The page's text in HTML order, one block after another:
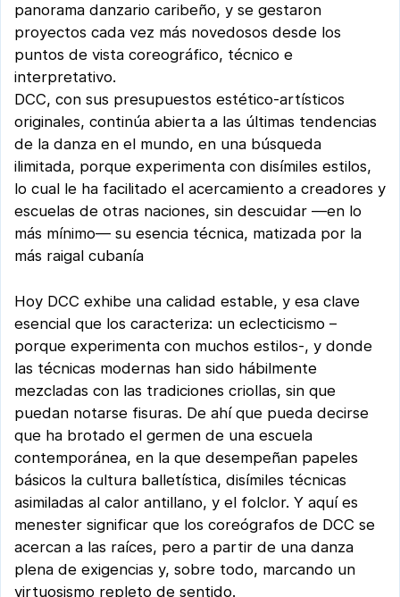
panorama danzario caribeño, y se gestaron
proyectos cada vez más novedosos desde los
puntos de vista coreográfico, técnico e
interpretativo.
DCC, con sus presupuestos estético-artísticos
originales, continúa abierta a las últimas tendencias
de la danza en el mundo, en una búsqueda
ilimitada, porque experimenta con disímiles estilos,
lo cual le ha facilitado el acercamiento a creadores y
escuelas de otras naciones, sin descuidar —en lo
más mínimo— su esencia técnica, matizada por la
más raigal cubanía
Hoy DCC exhibe una calidad estable, y esa clave
esencial que los caracteriza: un eclecticismo –
porque experimenta con muchos estilos-, y donde
las técnicas modernas han sido hábilmente
mezcladas con las tradiciones criollas, sin que
puedan notarse fisuras. De ahí que pueda decirse
que ha brotado el germen de una escuela
contemporánea, en la que desempeñan papeles
básicos la cultura balletística, disímiles técnicas
asimiladas al calor antillano, y el folclor. Y aquí es
menester significar que los coreógrafos de DCC se
acercan a las raíces, pero a partir de una danza
plena de exigencias y, sobre todo, marcando un
virtuosismo repleto de sentido.